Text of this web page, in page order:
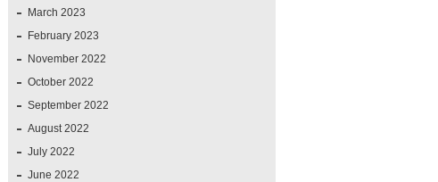
March 2023
February 2023
November 2022
October 2022
September 2022
August 2022
July 2022
June 2022